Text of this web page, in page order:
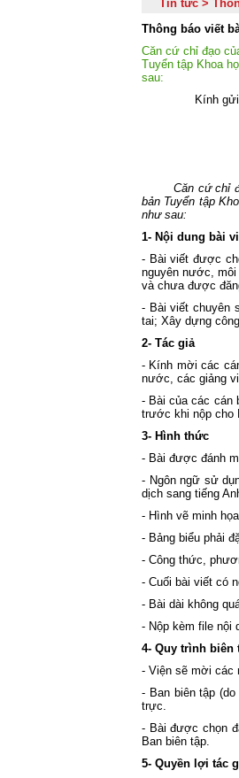
Tin tức >
Thông báo viết
Căn cứ chỉ đạo
Tuyển tập Khoa
sau:
Kính
- Các đơn vị
- Các cộng
- Các đơn vị
Căn cứ chỉ
bản Tuyển tập
như sau:
1- Nội dung bài
- Bài viết được
nguyên nước, môi
và chưa được
- Bài viết chuyên
tai; Xây dựng
2- Tác giả
- Kính mời các
nước, các giảng
- Bài của các cán
trước khi nộp cho
3- Hình thức
- Bài được đánh
- Ngôn ngữ sử
dịch sang tiếng
- Hình vẽ minh
- Bảng biểu phải
- Công thức,
- Cuối bài viết có
- Bài dài không
- Nộp kèm file nội
4- Quy trình biên
- Viện sẽ mời các
- Ban biên tập
trực.
- Bài được chọn
Ban biên tập.
5- Quyền lợi tác